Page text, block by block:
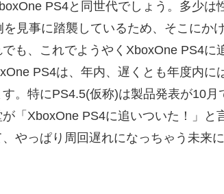
PS4と同世代でしょう。多少は
見事に踏襲しているため、そこにか
も、これでようやくXboxOne PS4に
PS4は、年内、遅くとも年度内に
。特にPS4.5(仮称)は製品発表が10
「XboxOne PS4に追いついた！」と
やっぱり周回遅れになっちゃう未来